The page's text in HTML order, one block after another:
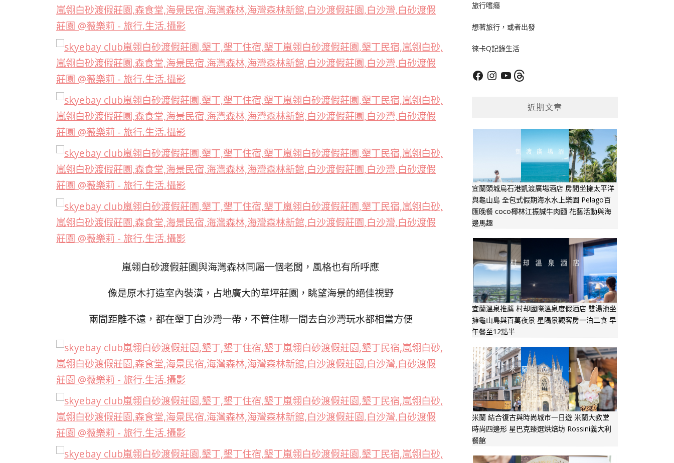
嵐翎白砂渡假莊園與海灣森林同屬一個老闆，風格也有所呼應
像是原木打造室內裝潢，占地廣大的草坪莊園，眺望海景的絕佳視野
兩間距離不遠，都在墾丁白沙灣一帶，不管住哪一間去白沙灣玩水都相當方便
旅行嗜癮
想著旅行，或者出發
徠卡Q記錄生活
FacebookInstagram
YouTubeThreads
近期文章
宜蘭頭城烏石港凱渡廣場酒店 房間坐擁太平洋
與龜山島 全包式假期海水水上樂園 Pelago百
匯晚餐 coco椰林江振誠牛肉麵 花藝活動與海
邊馬趣
宜蘭溫泉推薦 村却國際溫泉度假酒店 雙湯池坐
擁龜山島與百萬夜景 星隅景觀客房一泊二食 早
午餐至12點半
米蘭 結合復古與時尚城市一日遊 米蘭大教堂
時尚四邊形 星巴克臻選烘焙坊 Rossini義大利
餐館